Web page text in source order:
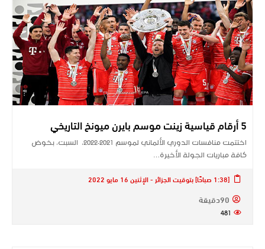
5 أرقام قياسية زينت موسم بايرن ميونخ التاريخي
اختتمت منافسات الدوري الألماني لموسم 2021-2022، السبت، بخوض
كافة مباريات الجولة الأخيرة…
[1:38 صباحًا] بتوقيت الجزائر - الإثنين 16 مايو 2022
90دقيقة
481